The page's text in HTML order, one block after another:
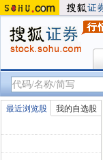
最近浏览股 我的自选股